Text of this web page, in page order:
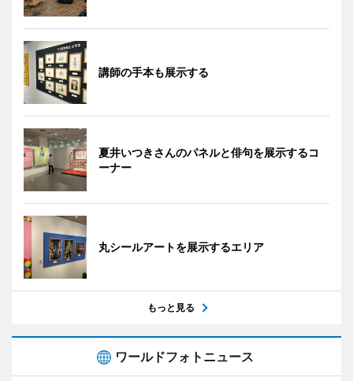
講師の手本も展示する
夏井いつきさんのパネルと俳句を展示するコ
ーナー
丸シールアートを展示するエリア
もっと見る
ワールドフォトニュース